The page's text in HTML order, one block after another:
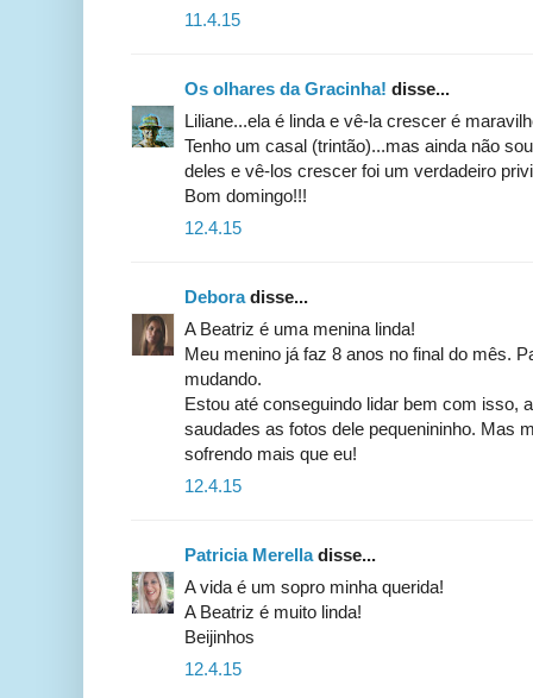
11.4.15
Os olhares da Gracinha! disse...
Liliane...ela é linda e vê-la crescer é
Tenho um casal (trintão)...mas ainda não
deles e vê-los crescer foi um verdadeiro
Bom domingo!!!
12.4.15
Deboradisse...
A Beatriz é uma menina linda!
Meu menino já faz 8 anos no final do mês.
mudando.
Estou até conseguindo lidar bem com isso,
saudades as fotos dele pequenininho. Mas
sofrendo mais que eu!
12.4.15
Patricia Merelladisse...
A vida é um sopro minha querida!
A Beatriz é muito linda!
Beijinhos
12.4.15